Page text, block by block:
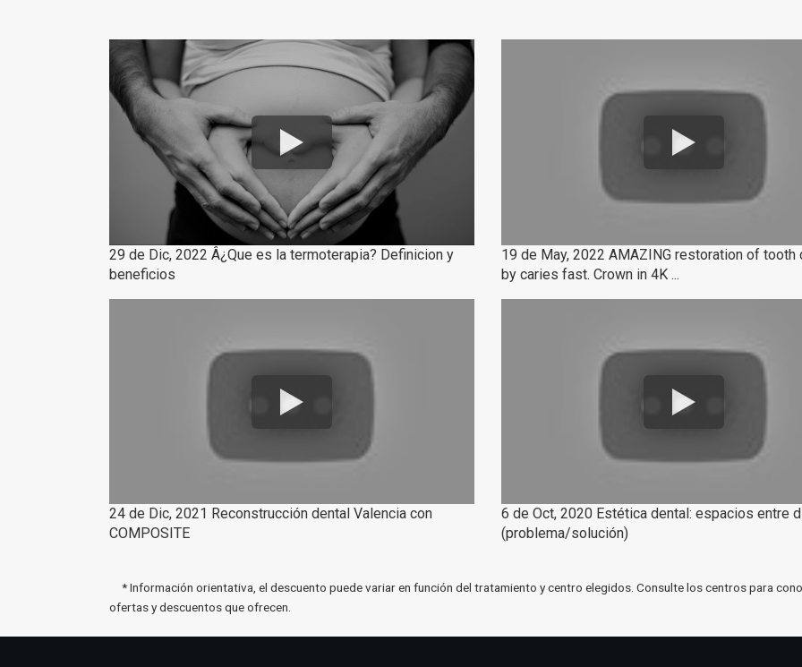
29 de Dic, 2022 Â¿Que es la termoterapia? Definicion y
beneficios
19 de May, 2022 AMAZING restoration of tooth
by caries fast. Crown in 4K ...
24 de Dic, 2021 Reconstrucción dental Valencia con
COMPOSITE
6 de Oct, 2020 Estética dental: espacios entre
(problema/solución)
* Información orientativa, el descuento puede variar en función del tratamiento y centro elegidos. Consulte los centros para
ofertas y descuentos que ofrecen.